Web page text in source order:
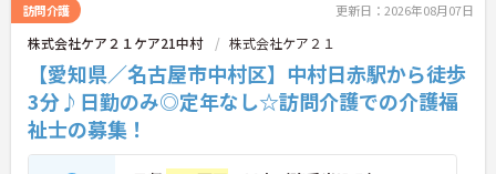
訪問介護 更新日：2026年08月07日
株式会社ケア２１ケア21中村 株式会社ケア２１
【愛知県／名古屋市中村区】中村日赤駅から徒歩
3分♪日勤のみ◎定年なし☆訪問介護での介護福
祉士の募集！